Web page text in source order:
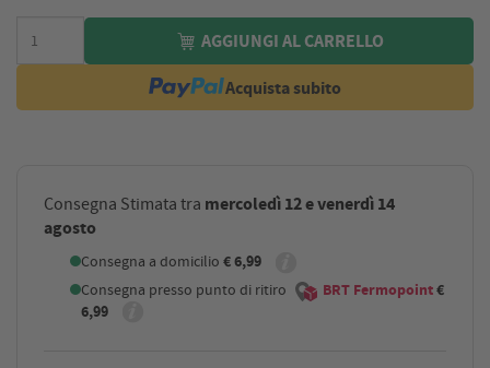
AGGIUNGI AL CARRELLO
Acquista subito
Consegna Stimata tra mercoledì 12 e venerdì 14
agosto
Consegna a domicilio € 6,99
Consegna presso punto di ritiro BRT Fermopoint€
6,99